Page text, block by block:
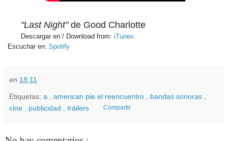
"Last Night"de Good Charlotte
Descargar en / Download from: iTunes
Escuchar en: Spotify
en 18:11
Etiquetas: a american pie el reencuentro bandas sonoras
cine
publicidad tráilers Compartir